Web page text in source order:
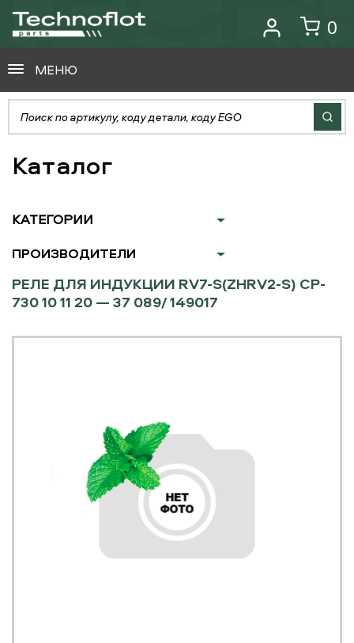
0
МЕНЮ
Каталог
КАТЕГОРИИ
ПРОИЗВОДИТЕЛИ
РЕЛЕ ДЛЯ ИНДУКЦИИ RV7-S(ZHRV2-S) CP-
730 10 11 20 — 37 089/ 149017